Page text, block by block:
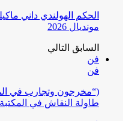
الحكم الهولندي داني
مونديال 2026
السابق التالي
فن
فن
(“مخرجون وتجارب في
طاولة النقاش في